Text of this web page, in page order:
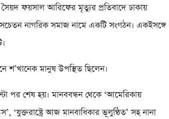
সৈয়দ ফয়সাল আরিফের মৃত্যুর প্রতিবাদে ঢাকায়
সচেতন নাগরিক সমাজ নামে একটি সংগঠন। একইসঙ্গে
মানুষ উপস্থিত ছিলেন।
পর শেষ হয়। মানববন্ধন থেকে ‘আমেরিকায়
‘যুক্তরাষ্ট্রে আজ মানবাধিকার ভূলুণ্ঠিত’ সহ নানা